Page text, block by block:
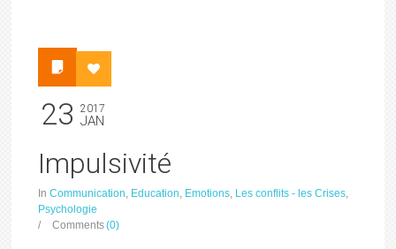
23 2017
JAN
Impulsivité
InCommunication, Education, Emotions, Les conflits - les Crises,
Psychologie
/
Comments(0)